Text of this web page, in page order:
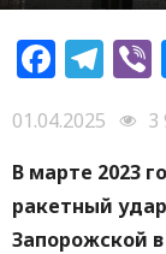
01.04.2025
3
В марте 2023
ракетный
Запорожской